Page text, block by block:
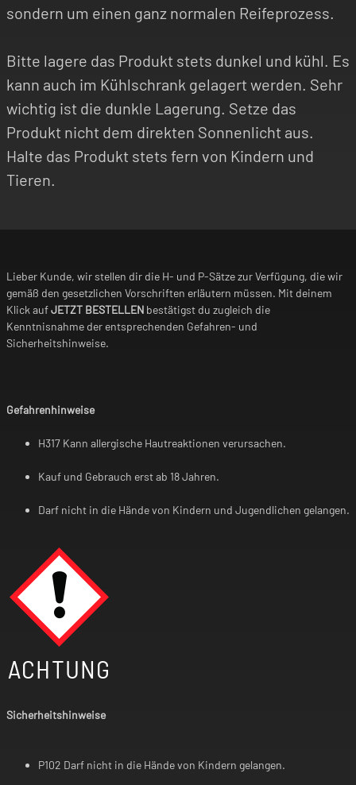
sondern um einen ganz normalen Reifeprozess.
Bitte lagere das Produkt stets dunkel und kühl. Es
kann auch im Kühlschrank gelagert werden. Sehr
wichtig ist die dunkle Lagerung. Setze das
Produkt nicht dem direkten Sonnenlicht aus.
Halte das Produkt stets fern von Kindern und
Tieren.
Lieber Kunde, wir stellen dir die H- und P-Sätze zur Verfügung, die wir
gemäß den gesetzlichen Vorschriften erläutern müssen. Mit deinem
Klick aufJETZT BESTELLEN bestätigst du zugleich die
Kenntnisnahme der entsprechenden Gefahren- und
Sicherheitshinweise.
Gefahrenhinweise
H317 Kann allergische Hautreaktionen verursachen.
Kauf und Gebrauch erst ab 18 Jahren.
Darf nicht in die Hände von Kindern und Jugendlichen gelangen.
ACHTUNG
Sicherheitshinweise
P102 Darf nicht in die Hände von Kindern gelangen.